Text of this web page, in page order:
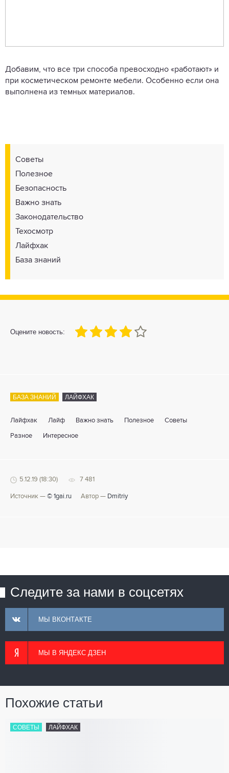
Добавим, что все три способа превосходно «работают» и
при косметическом ремонте мебели. Особенно если она
выполнена из темных материалов.
Советы
Полезное
Безопасность
Важно знать
Законодательство
Техосмотр
Лайфхак
База знаний
Оцените новость:
80
1 3 4 5
БАЗА ЗНАНИЙ ЛАЙФХАК
Лайфхак Лайф Важно знать Полезное Советы
Разное Интересное
5.12.19 (18:30) 7 481
Источник — © 1gai.ru Автор — Dmitriy
Следите за нами в соцсетях
МЫ ВКОНТАКТЕ
МЫ В ЯНДЕКС ДЗЕН
Похожие статьи
СОВЕТЫ ЛАЙФХАК